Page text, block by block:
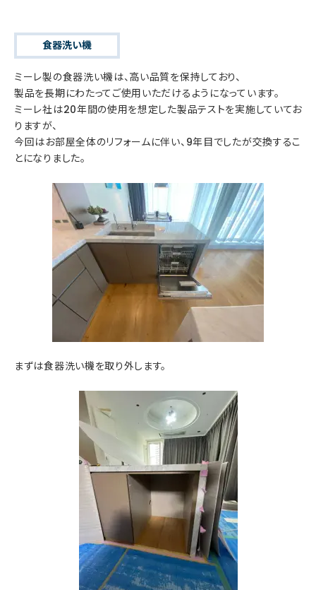
食器洗い機
ミーレ製の食器洗い機は、高い品質を保持しており、
製品を長期にわたってご使用いただけるようになっています。
ミーレ社は20年間の使用を想定した製品テストを実施していてお
りますが、
今回はお部屋全体のリフォームに伴い、9年目でしたが交換するこ
とになりました。
まずは食器洗い機を取り外します。